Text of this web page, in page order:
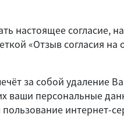
настоящее согласие,
«Отзыв согласия
за собой удаление
ваши персональные
интернет-